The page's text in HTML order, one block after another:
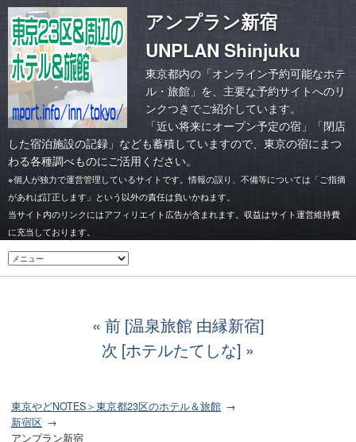
アンプラン新宿
UNPLAN Shinjuku
東京都内の「オンライン予約可能なホテ
ル・旅館」を、主要な予約サイトへのリ
ンクつきでご紹介しています。
「近い将来にオープン予定の宿」「閉店
した宿泊施設の記録 」なども蓄積していますので、東京の宿にまつ
わる各種調べものにご活用ください。
※個人が独力で運営管理しているサイトです。情報の誤り、不備等については「ご指摘
があれば訂正します」という以外の責任は負いかねます。
当サイト内のリンクにはアフィリエイト広告が含まれます。収益はサイト運営維持費
に充当しております。
前 [温泉旅館 由縁新宿]
次 [ホテルたてしな]
東京やどNOTES＞東京都23区のホテル＆旅館
新宿区
アンプラン新宿